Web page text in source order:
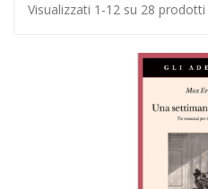
Visualizzati 1-12 su 28 prodotti